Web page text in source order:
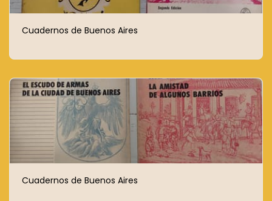
Cuadernos de Buenos Aires
Cuadernos de Buenos Aires